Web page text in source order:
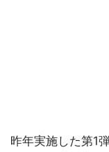
昨年実施した第1